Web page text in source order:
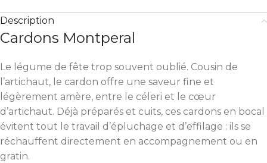
Description
Cardons Montperal
Le légume de fête trop souvent oublié. Cousin de
l’artichaut, le cardon offre une saveur fine et
légèrement amère, entre le céleri et le cœur
d’artichaut. Déjà préparés et cuits, ces cardons en bocal
évitent tout le travail d’épluchage et d’effilage : ils se
réchauffent directement en accompagnement ou en
gratin.